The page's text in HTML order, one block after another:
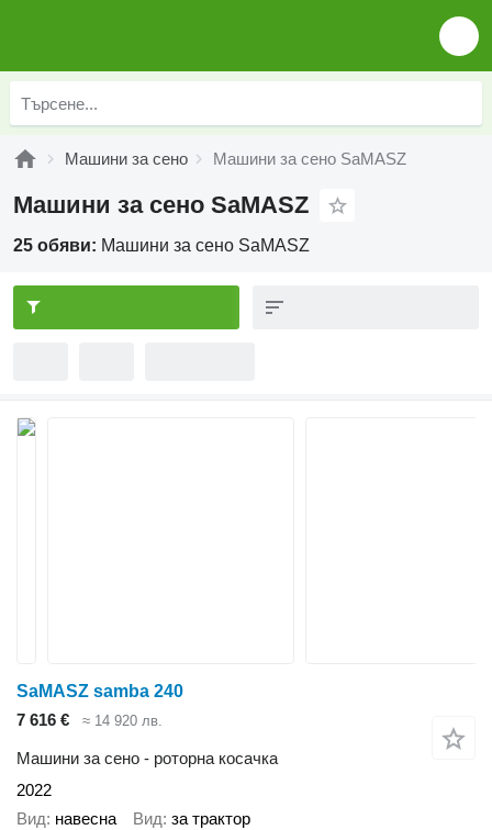
Машини за сено Машини за сено SaMASZ
Машини за сено SaMASZ
25 обяви: Машини за сено SaMASZ
SaMASZ samba 240
7 616 €
≈ 14 920 лв.
Машини за сено - роторна косачка
2022
Вид навесна Вид за трактор